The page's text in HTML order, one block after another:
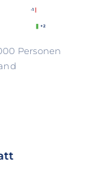
-1
+2
Personen